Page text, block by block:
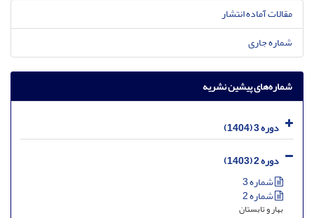
مقالات آماده انتشار
شماره جاری
شماره‌های پیشین نشریه
دوره 3 (1404)
دوره 2 (1403)
شماره 3
شماره 2
بهار و تابستان